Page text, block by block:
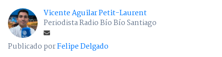
Vicente Aguilar Petit-Laurent
Periodista Radio Bío Bío Santiago
Publicado porFelipe Delgado